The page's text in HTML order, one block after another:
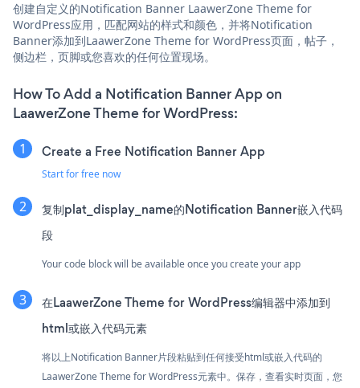
创建自定义的Notification Banner LaawerZone Theme for
WordPress应用，匹配网站的样式和颜色，并将Notification
Banner添加到LaawerZone Theme for WordPress页面，帖子，
侧边栏，页脚或您喜欢的任何位置现场。
How To Add a Notification Banner App on
LaawerZone Theme for WordPress:
Create a Free Notification Banner App
Start for free now
复制plat_display_name的Notification Banner嵌入代码
段
Your code block will be available once you create your app
在LaawerZone Theme for WordPress编辑器中添加到
html或嵌入代码元素
将以上Notification Banner片段粘贴到任何接受html或嵌入代码的
LaawerZone Theme for WordPress元素中。保存，查看实时页面，您